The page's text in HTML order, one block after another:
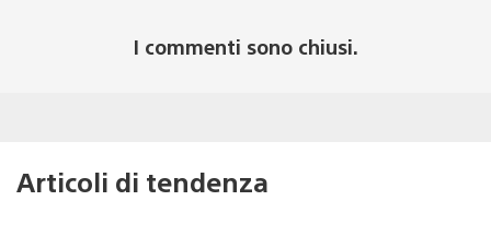
I commenti sono chiusi.
Articoli di tendenza